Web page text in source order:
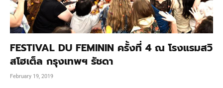
FESTIVAL DU FEMININ ครั้งที่ 4 ณ โรงแรมสวิ
สโฮเต็ล กรุงเทพฯ รัชดา
February 19, 2019